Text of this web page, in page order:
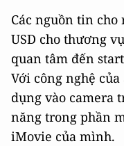
Các nguồn tin
USD cho thương
quan tâm đến
Với công nghệ
dụng vào camera
năng trong phần
iMovie của mình.